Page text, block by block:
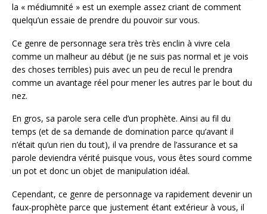
la « médiumnité » est un exemple assez criant de comment
quelqu’un essaie de prendre du pouvoir sur vous.
Ce genre de personnage sera très très enclin à vivre cela
comme un malheur au début (je ne suis pas normal et je vois
des choses terribles) puis avec un peu de recul le prendra
comme un avantage réel pour mener les autres par le bout du
nez.
En gros, sa parole sera celle d’un prophète. Ainsi au fil du
temps (et de sa demande de domination parce qu’avant il
n’était qu’un rien du tout), il va prendre de l’assurance et sa
parole deviendra vérité puisque vous, vous êtes sourd comme
un pot et donc un objet de manipulation idéal.
Cependant, ce genre de personnage va rapidement devenir un
faux-prophète parce que justement étant extérieur à vous, il